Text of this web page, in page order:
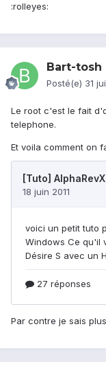
:rolleyes:
Bart-tosh
Posté(e) 31
Le root c'est le fait
telephone.
Et voila comment on
Par contre je sais